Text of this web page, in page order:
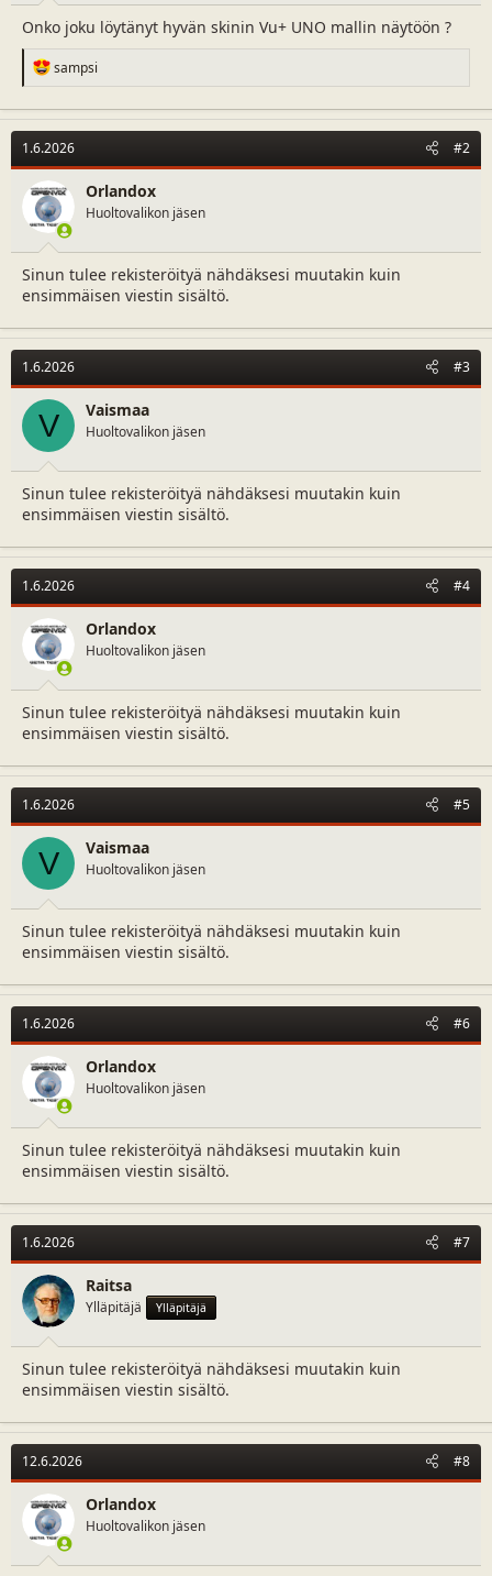
l
t
a
j
a
m
ä
Onko joku löytänyt hyvän skinin Vu+ UNO mallin näytöön ?
R
e
c
t
i
o
n
s
:
sampsi
1.6.2026 #2
Orlandox
Huoltovalikon jäsen
Sinun tulee rekisteröityä nähdäksesi muutakin kuin
ensimmäisen viestin sisältö.
1.6.2026 #3
V Vaismaa
Huoltovalikon jäsen
Sinun tulee rekisteröityä nähdäksesi muutakin kuin
ensimmäisen viestin sisältö.
1.6.2026 #4
Orlandox
Huoltovalikon jäsen
Sinun tulee rekisteröityä nähdäksesi muutakin kuin
ensimmäisen viestin sisältö.
1.6.2026 #5
V Vaismaa
Huoltovalikon jäsen
Sinun tulee rekisteröityä nähdäksesi muutakin kuin
ensimmäisen viestin sisältö.
1.6.2026 #6
Orlandox
Huoltovalikon jäsen
Sinun tulee rekisteröityä nähdäksesi muutakin kuin
ensimmäisen viestin sisältö.
1.6.2026 #7
Raitsa
Ylläpitäjä Ylläpitäjä
Sinun tulee rekisteröityä nähdäksesi muutakin kuin
ensimmäisen viestin sisältö.
12.6.2026 #8
Orlandox
Huoltovalikon jäsen